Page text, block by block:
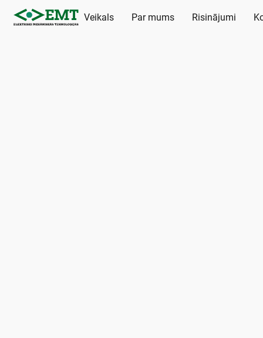
Veikals Par mums Risinājumi